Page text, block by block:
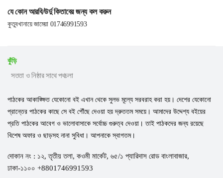
যে কোন আরবি/উর্দু কিতাবের জন্য কল করুন
কুতুবখানায়ে জামেয়া 01746991593
কুঁড়ি
সততা ও নিষ্ঠার সাথে পথচলা
পাঠকের আকাঙ্ক্ষিত যেকোনো বই এখান থেকে সুলভ মূল্যে সরবরাহ করা হয়। দেশের যেকোনো
প্রান্তের পাঠকের কাছে সে বই পৌঁছে দেওয়া হয় দ্রুততম সময়ে। আমাদের উদ্দেশ্য বইয়ের
প্রতি পাঠকের আবেগ ও ভালোবাসাকে সর্বোচ্চ গুরুত্ব দেওয়া। তাই পাঠকদের জন্য রয়েছে
বিশেষ অফার ও ছাড়সহ নানা সুবিধা। আপনাকে স্বাগতম।
দোকান নং : ১২, তৃতীয় তলা, কওমী মার্কেট, ৬৫/১ প্যারিদাস রোড বাংলাবাজার,
ঢাকা-১১০০ +8801746991593